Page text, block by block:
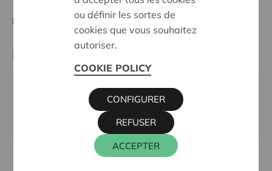
Entscheidung:Approved
Partner
STEUNCOMITé CHIROJEUGD ERTVELDE VZW,
STORMRAMSTRAAT 12, 9940 EVERGEM
www.chiro-ertvelde.be
ou définir les sortes de
cookies que vous souhaitez
autoriser.
COOKIE POLICY
ACCEPTER
REFUSER
CONFIGURER